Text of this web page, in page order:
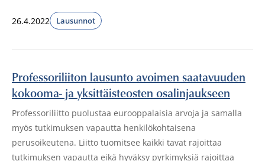
26.4.2022 Lausunnot
Professoriliiton lausunto avoimen saatavuuden
kokooma- ja yksittäisteosten osalinjaukseen
Professoriliitto puolustaa eurooppalaisia arvoja ja samalla
myös tutkimuksen vapautta henkilökohtaisena
perusoikeutena. Liitto tuomitsee kaikki tavat rajoittaa
tutkimuksen vapautta eikä hyväksy pyrkimyksiä rajoittaa